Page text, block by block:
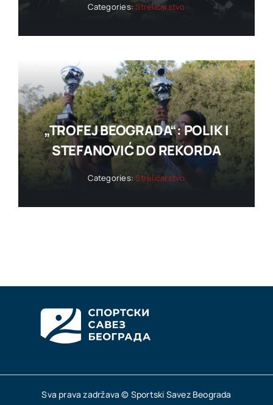
Categories:Streličarstvo
„TROFEJ BEOGRADA“: POLIK I
STEFANOVIĆ DO REKORDA
Categories:Streličarstvo
Sva prava zadržava © Sportski Savez Beograda